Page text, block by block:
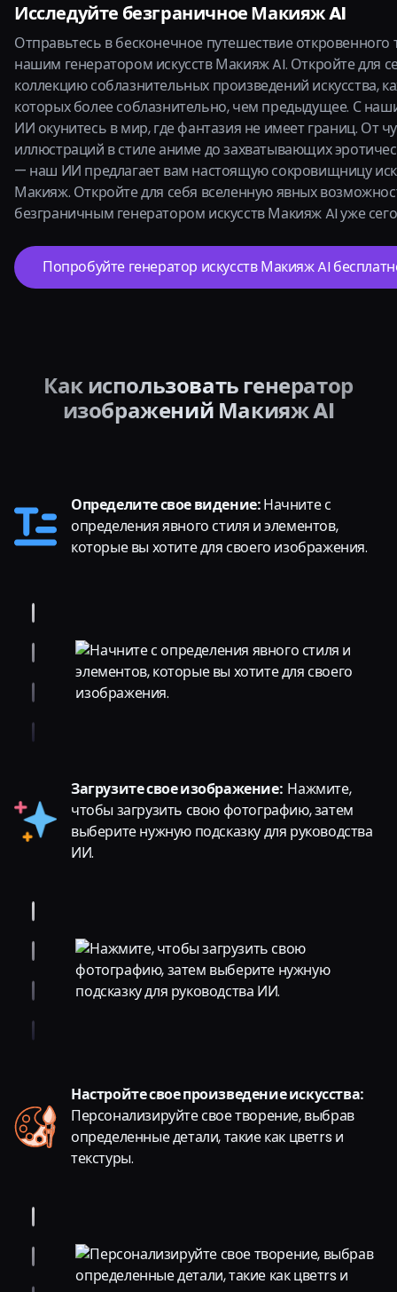
Исследуйте безграничное Макияж AI
Отправьтесь в бесконечное путешествие откровенного
нашим генератором искусств Макияж AI. Откройте для
коллекцию соблазнительных произведений искусства,
которых более соблазнительно, чем предыдущее. С
ИИ окунитесь в мир, где фантазия не имеет границ. От
иллюстраций в стиле аниме до захватывающих
— наш ИИ предлагает вам настоящую сокровищницу
Макияж. Откройте для себя вселенную явных
безграничным генератором искусств Макияж AI уже
Попробуйте генератор искусств Макияж AI
Как использовать генератор
изображений Макияж AI
Определите свое видение:Начните с
определения явного стиля и элементов,
которые вы хотите для своего изображения.
Загрузите свое изображение: Нажмите,
чтобы загрузить свою фотографию, затем
выберите нужную подсказку для руководства
ИИ.
Настройте свое произведение искусства:
Персонализируйте свое творение, выбрав
определенные детали, такие как цветrs и
текстуры.